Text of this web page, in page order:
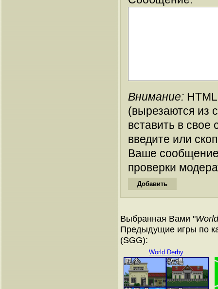
Внимание:
(вырезаются из
вставить в
введите или
Ваше
проверки
Выбранная Вами "
Предыдущие игры по
(SGG):
World Derby